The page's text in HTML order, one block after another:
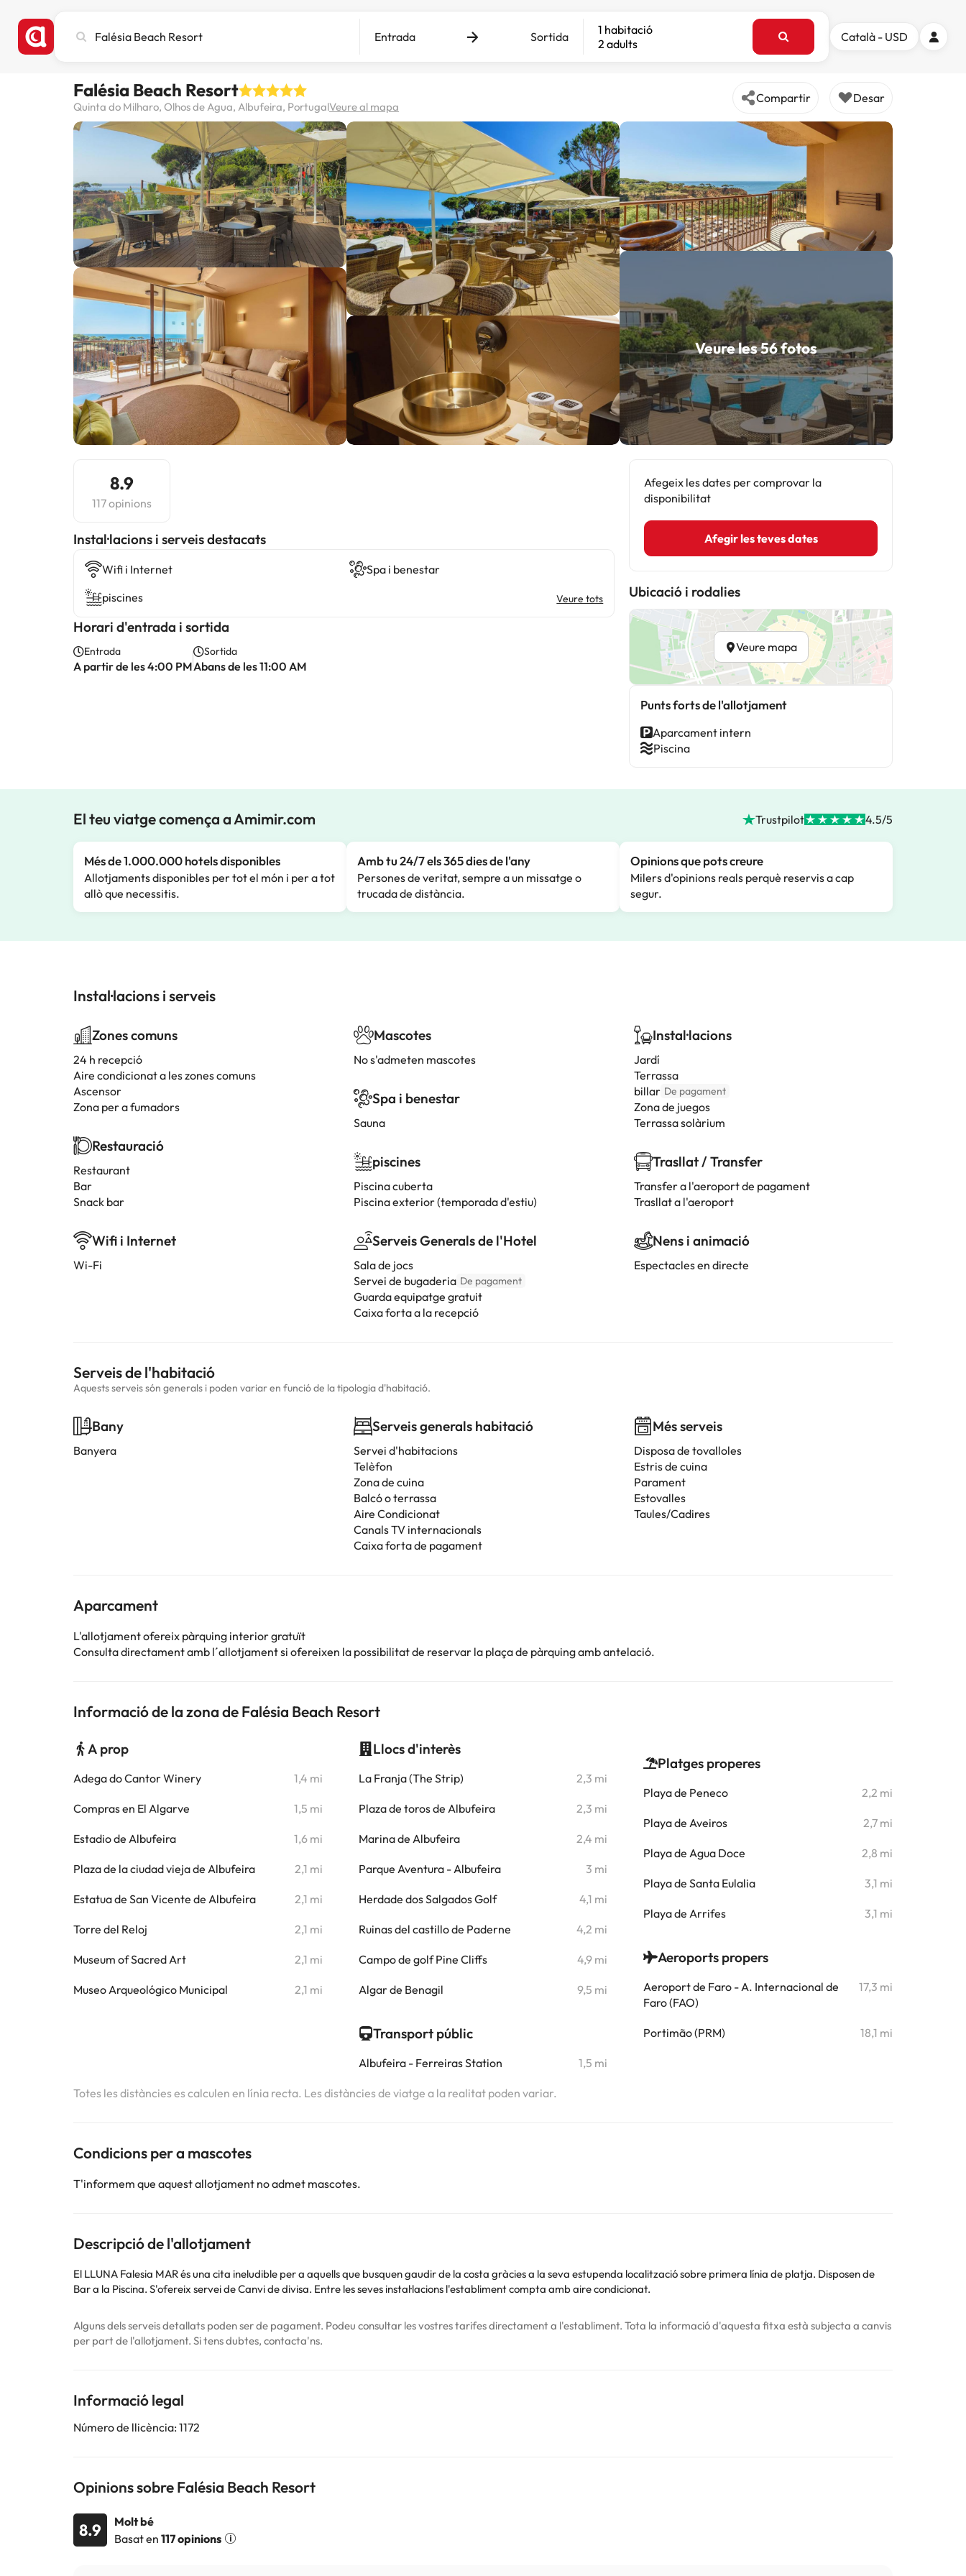
ciutat,
destinació
Entrada Sortida
1 habitació
2 adults
Català - USD
Falésia Beach Resort
Quinta do Milharo, Olhos de Agua, Albufeira, PortugalVeure al mapa
Compartir Desar
Veure les 56 fotos
8.9
117 opinions
Instal·lacions i serveis destacats
Wifi i Internet
Spa i benestar
piscines
Veure tots
Horari d'entrada i sortida
Entrada
A partir de les 4:00 PM
Sortida
Abans de les 11:00 AM
Afegeix les dates per comprovar la
disponibilitat
Afegir les teves dates
Ubicació i rodalies
Veure mapa
Punts forts de l'allotjament
Aparcament intern
Piscina
El teu viatge comença a Amimir.com Trustpilot 4.5/5
Més de 1.000.000 hotels disponibles
Allotjaments disponibles per tot el món i per a tot
allò que necessitis.
Amb tu 24/7 els 365 dies de l'any
Persones de veritat, sempre a un missatge o
trucada de distància.
Opinions que pots creure
Milers d'opinions reals perquè reservis a cap
segur.
Instal·lacions i serveis
Zones comuns
24 h recepció
Aire condicionat a les zones comuns
Ascensor
Zona per a fumadors
Restauració
Restaurant
Bar
Snack bar
Wifi i Internet
Wi-Fi
Mascotes
No s'admeten mascotes
Spa i benestar
Sauna
piscines
Piscina cuberta
Piscina exterior (temporada d'estiu)
Serveis Generals de l'Hotel
Sala de jocs
Servei de bugaderia De pagament
Guarda equipatge gratuit
Caixa forta a la recepció
Instal·lacions
Jardí
Terrassa
billar De pagament
Zona de juegos
Terrassa solàrium
Trasllat / Transfer
Transfer a l'aeroport de pagament
Trasllat a l'aeroport
Nens i animació
Espectacles en directe
Serveis de l'habitació
Aquests serveis són generals i poden variar en funció de la tipologia d'habitació.
Bany
Banyera
Serveis generals habitació
Servei d'habitacions
Telèfon
Zona de cuina
Balcó o terrassa
Aire Condicionat
Canals TV internacionals
Caixa forta de pagament
Més serveis
Disposa de tovalloles
Estris de cuina
Parament
Estovalles
Taules/Cadires
Aparcament
L'allotjament ofereix pàrquing interior gratuït
Consulta directament amb l´allotjament si ofereixen la possibilitat de reservar la plaça de pàrquing amb antelació.
Informació de la zona de Falésia Beach Resort
A prop
Adega do Cantor Winery 1,4 mi
Compras en El Algarve 1,5 mi
Estadio de Albufeira 1,6 mi
Plaza de la ciudad vieja de Albufeira 2,1 mi
Estatua de San Vicente de Albufeira 2,1 mi
Torre del Reloj 2,1 mi
Museum of Sacred Art 2,1 mi
Museo Arqueológico Municipal 2,1 mi
Llocs d'interès
La Franja (The Strip) 2,3 mi
Plaza de toros de Albufeira 2,3 mi
Marina de Albufeira 2,4 mi
Parque Aventura - Albufeira 3 mi
Herdade dos Salgados Golf 4,1 mi
Ruinas del castillo de Paderne 4,2 mi
Campo de golf Pine Cliffs 4,9 mi
Algar de Benagil 9,5 mi
Transport públic
Albufeira - Ferreiras Station 1,5 mi
Platges properes
Playa de Peneco 2,2 mi
Playa de Aveiros 2,7 mi
Playa de Agua Doce 2,8 mi
Playa de Santa Eulalia 3,1 mi
Playa de Arrifes 3,1 mi
Aeroports propers
Aeroport de Faro - A. Internacional de
Faro (FAO)
17,3 mi
Portimão (PRM) 18,1 mi
Totes les distàncies es calculen en línia recta. Les distàncies de viatge a la realitat poden variar.
Condicions per a mascotes
T'informem que aquest allotjament no admet mascotes.
Descripció de l'allotjament
El LLUNA Falesia MAR és una cita ineludible per a aquells que busquen gaudir de la costa gràcies a la seva estupenda localització sobre primera línia de platja. Disposen de
Bar a la Piscina. S'ofereix servei de Canvi de divisa. Entre les seves instal·lacions l'establiment compta amb aire condicionat.
Alguns dels serveis detallats poden ser de pagament. Podeu consultar les vostres tarifes directament a l'establiment. Tota la informació d'aquesta fitxa està subjecta a canvis
per part de l'allotjament. Si tens dubtes, contacta'ns.
Informació legal
Número de llicència: 1172
Opinions sobre Falésia Beach Resort
8.9
Molt bé
Basat en 117 opinions